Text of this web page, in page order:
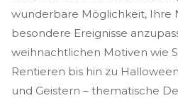
wunderbare Möglichkeit, Ihre
besondere Ereignisse
weihnachtlichen Motiven wie
Rentieren bis hin zu
und Geistern – thematische